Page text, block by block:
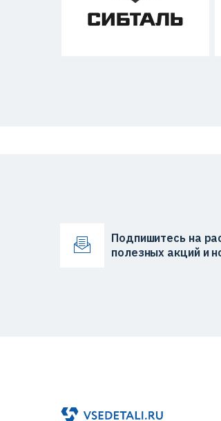
Подпишитесь на
полезных акций и